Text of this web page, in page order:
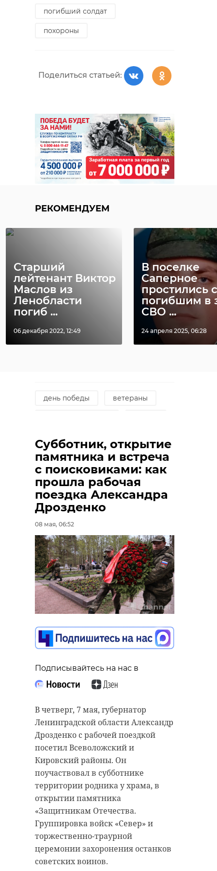
погибший солдат
похороны
Поделиться статьей:
РЕКОМЕНДУЕМ
Старший
лейтенант Виктор
Маслов из
Ленобласти
погиб ...
06 декабря 2022, 12:49
В поселке
Саперное
простились с
погибшим в
СВО ...
24 апреля 2025, 06:28
Субботник, открытие
памятника и встреча
с поисковиками: как
прошла рабочая
поездка Александра
Дрозденко
08 мая, 06:52
Подписывайтесь на нас в
В четверг, 7 мая, губернатор
Ленинградской области Александр
Дрозденко с рабочей поездкой
посетил Всеволожский и
Кировский районы. Он
поучаствовал в субботнике
территории родника у храма, в
открытии памятника
«Защитникам Отечества.
Группировка войск «Север» и
торжественно-траурной
церемонии захоронения останков
советских воинов.
здравоохранения. И
наша медицина, и
открыты для наших
бойцов и ветеранов",
комитета по
здравоохранению
Ленобласти
Александр Жарков.
мероприятие прошло в
поликлинике "Новое Девяткино".
Ветераны принимали теплые
Сотрудники медучреждения
вместе со своими детьми
подготовили для главных гостей
праздничную программу и
прочитали стихотворения о
Великой Отечественной войне.
Фото:
день победы ветераны
Поделиться статьей:
РЕКОМЕНДУЕМ
Жители Сланцев
"День Победы" в
09 мая 2025, 16:23